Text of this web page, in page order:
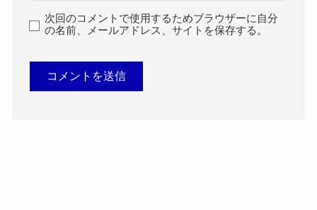
次回のコメントで使用するためブラウザーに自分
の名前、メールアドレス、サイトを保存する。